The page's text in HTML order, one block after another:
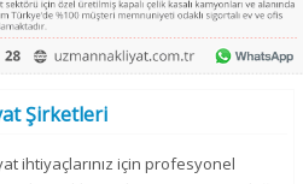
Şirketleri
ihtiyaçlarınız için profesyonel